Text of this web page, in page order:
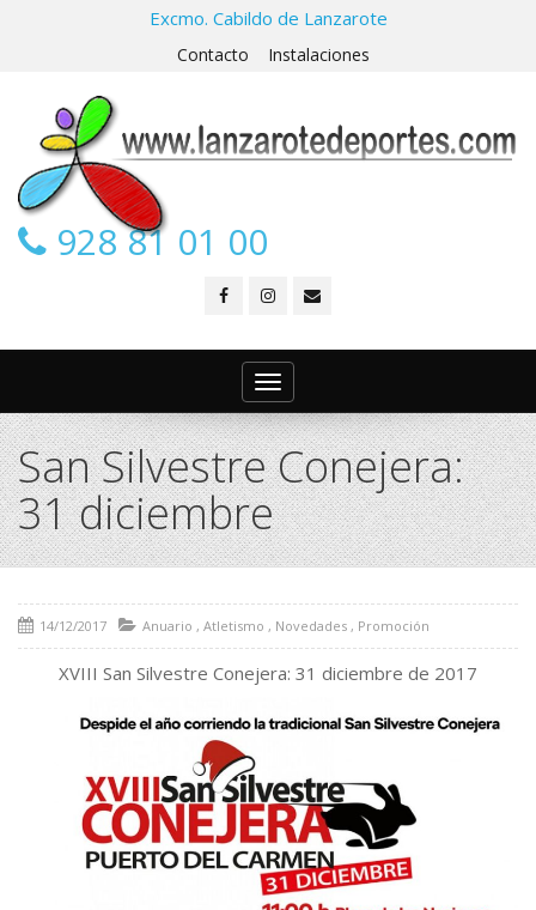
Excmo. Cabildo de Lanzarote
Contacto Instalaciones
928 81 01 00
Toggle
navigation
San Silvestre Conejera:
31 diciembre
14/12/2017 Anuario , Atletismo , Novedades , Promoción
XVIII San Silvestre Conejera: 31 diciembre de 2017